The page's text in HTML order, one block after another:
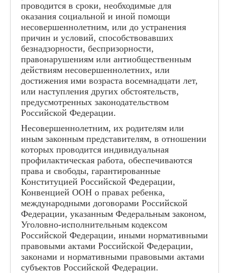
проводится в сроки, необходимые для
оказания социальной и иной помощи
несовершеннолетним, или до устранения
причин и условий, способствовавших
безнадзорности, беспризорности,
правонарушениям или антиобщественным
действиям несовершеннолетних, или
достижения ими возраста восемнадцати лет,
или наступления других обстоятельств,
предусмотренных законодательством
Российской Федерации.
Несовершеннолетним, их родителям или
иным законным представителям, в отношении
которых проводится индивидуальная
профилактическая работа, обеспечиваются
права и свободы, гарантированные
Конституцией Российской Федерации,
Конвенцией ООН о правах ребенка,
международными договорами Российской
Федерации, указанным Федеральным законом,
Уголовно-исполнительным кодексом
Российской Федерации, иными нормативными
правовыми актами Российской Федерации,
законами и нормативными правовыми актами
субъектов Российской Федерации.